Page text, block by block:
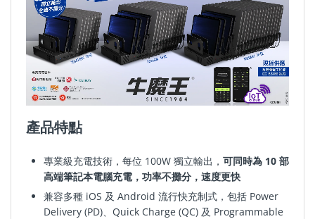
產品特點
專業級充電技術，每位 100W 獨立輸出， 可同時為 10 部
高端筆記本電腦充電，功率不攤分，速度更快
兼容多種 iOS 及 Android 流行快充制式，包括 Power
Delivery (PD)、Quick Charge (QC) 及 Programmable